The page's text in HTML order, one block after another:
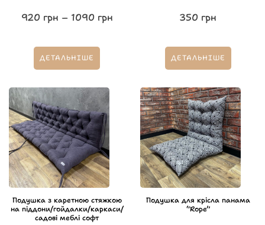
920 грн – 1090 грн
ДЕТАЛЬНІШЕ
350 грн
ДЕТАЛЬНІШЕ
Подушка з каретною стяжкою
на піддони/гойдалки/каркаси/
садові меблі софт
Подушка для крісла панама
“Rope”